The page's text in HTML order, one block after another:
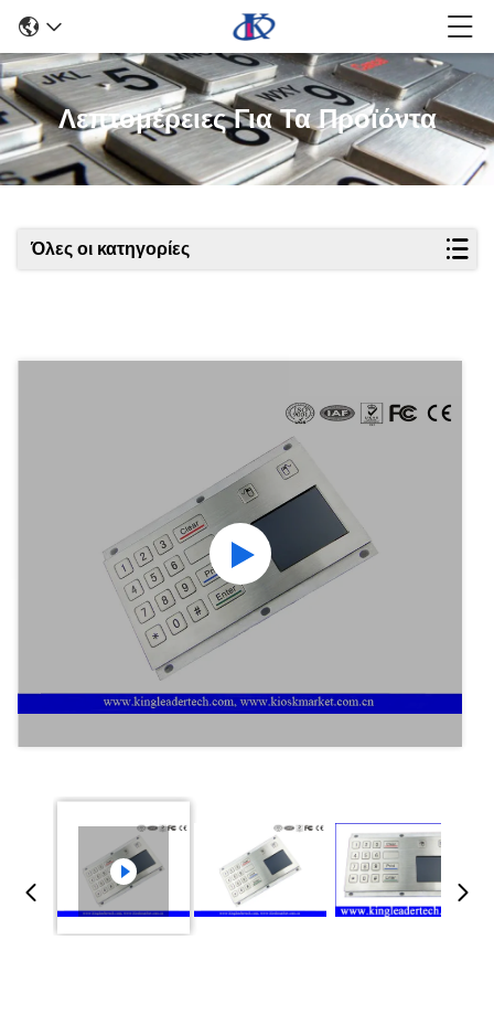
Λεπτομέρειες Για Τα Προϊόντα
Όλες οι κατηγορίες